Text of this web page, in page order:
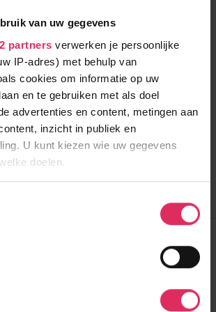
van uw gegevens
partners verwerken je persoonlijke
IP-adres) met behulp van
cookies om informatie op uw
en te gebruiken met als doel
advertenties en content, metingen aan
inzicht in publiek en
U kunt kiezen wie uw gegevens
doelen.
verzamelen over uw geografische
identificeren door het actief te
eigenschappen (fingerprinting)
voorkeuren in het
detailgedeelte
in.
4 slaapkamers (max. 8 pers), aan de piste
900m tot centrum
30m tot skilift
30m tot piste
logies